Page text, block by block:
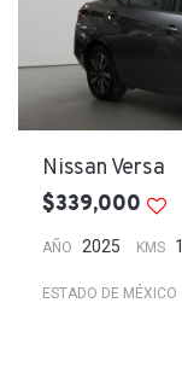
Nissan Versa
$339,000
AÑO 2025 KMS
ESTADO DE MÉXICO